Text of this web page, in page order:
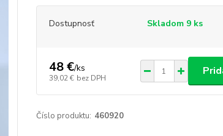
Dostupnosť Skladom 9 ks
48 €/ks
39,02 € bez DPH
Číslo produktu: 460920